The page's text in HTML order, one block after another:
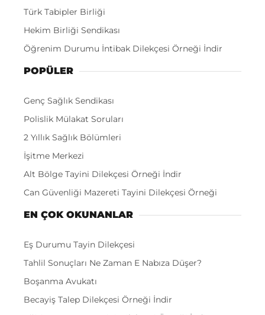
Türk Tabipler Birliği
Hekim Birliği Sendikası
Öğrenim Durumu İntibak Dilekçesi Örneği İndir
POPÜLER
Genç Sağlık Sendikası
Polislik Mülakat Soruları
2 Yıllık Sağlık Bölümleri
İşitme Merkezi
Alt Bölge Tayini Dilekçesi Örneği İndir
Can Güvenliği Mazereti Tayini Dilekçesi Örneği
EN ÇOK OKUNANLAR
Eş Durumu Tayin Dilekçesi
Tahlil Sonuçları Ne Zaman E Nabıza Düşer?
Boşanma Avukatı
Becayiş Talep Dilekçesi Örneği İndir